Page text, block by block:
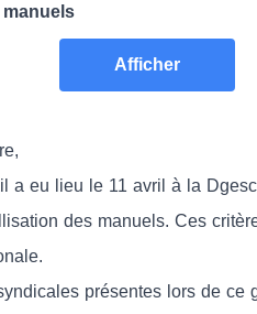
manuels
Afficher
a eu lieu le 11 avril à la
des manuels. Ces
présentes lors de ce